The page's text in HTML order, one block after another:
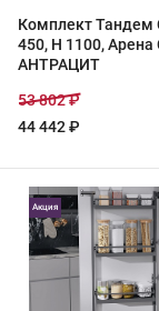
Комплект Тандем
450, H 1100,
АНТРАЦИТ
44 442 ₽
53 802 ₽
Акция